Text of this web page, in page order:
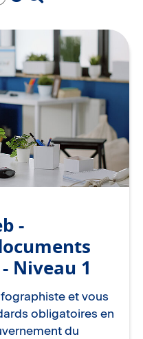
-
Niveau 1
et vous
obligatoires en
du